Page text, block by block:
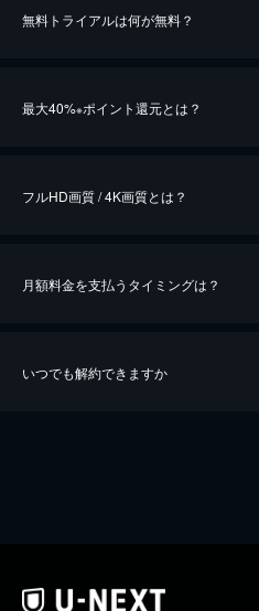
無料トライアルは何が無料？
最大40%※ポイント還元とは？
※40％ポイント還元の対象は、クレジットカー
フルHD画質 / 4K画質とは？
月額料金を支払うタイミングは？
いつでも解約できますか